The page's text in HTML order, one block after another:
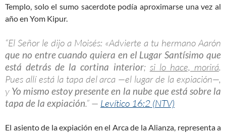
Templo, solo el sumo sacerdote podía aproximarse una vez al
año en Yom Kipur.
“El Señor le dijo a Moisés: «Advierte a tu hermano Aarón
que no entre cuando quiera en el Lugar Santísimo que
está detrás de la cortina interior; si lo hace, morirá.
Pues allí está la tapa del arca —el lugar de la expiación—,
y Yo mismo estoy presente en la nube que está sobre la
tapa de la expiación.” — Levítico 16:2 (NTV)
El asiento de la expiación en el Arca de la Alianza, representa a